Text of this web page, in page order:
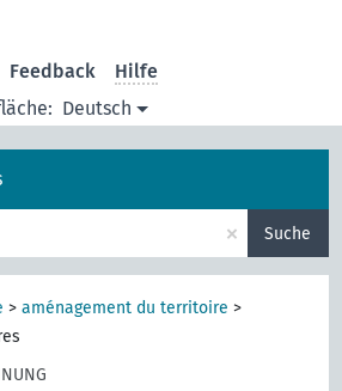
Deutsch
Feedback Hilfe
× Suche
>aménagement du territoire >